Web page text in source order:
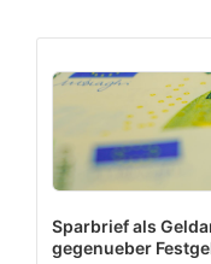
Sparbrief als
gegenueber